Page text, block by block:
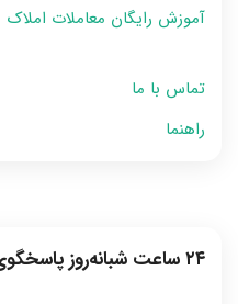
آموزش رایگان معاملات املاک
تماس با ما
راهنما
۲۴ ساعت شبانه‌روز پاسخگوی شما هستیم